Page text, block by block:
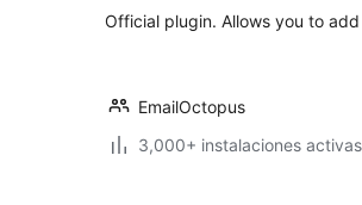
Official plugin. Allows you to
EmailOctopus
3,000+ instalaciones activas